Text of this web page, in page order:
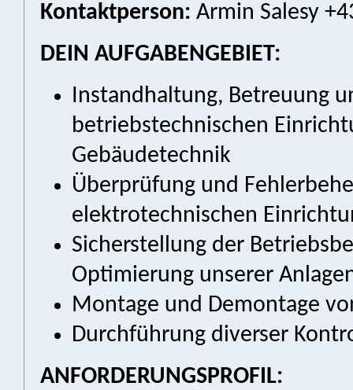
Kontaktperson: Armin Salesy
DEIN AUFGABENGEBIET:
Instandhaltung, Betreuung
betriebstechnischen
Gebäudetechnik
Überprüfung und
elektrotechnischen
Sicherstellung der
Optimierung unserer
Montage und Demontage
Durchführung diverser
ANFORDERUNGSPROFIL: